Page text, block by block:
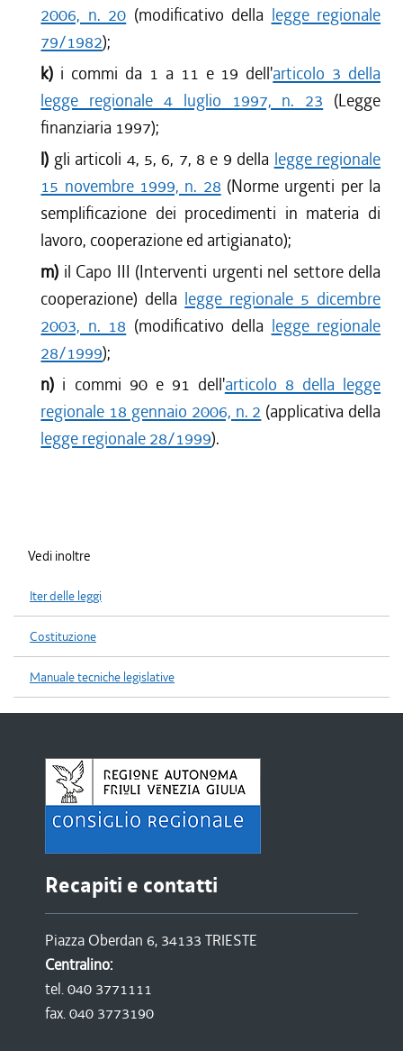
2006, n. 20 (modificativo della legge regionale
79/1982);
k) i commi da 1 a 11 e 19 dell'articolo 3 della
legge regionale 4 luglio 1997, n. 23 (Legge
finanziaria 1997);
l) gli articoli 4, 5, 6, 7, 8 e 9 della legge regionale
15 novembre 1999, n. 28 (Norme urgenti per la
semplificazione dei procedimenti in materia di
lavoro, cooperazione ed artigianato);
m) il Capo III (Interventi urgenti nel settore della
cooperazione) della legge regionale 5 dicembre
2003, n. 18 (modificativo della legge regionale
28/1999);
n) i commi 90 e 91 dell'articolo 8 della legge
regionale 18 gennaio 2006, n. 2 (applicativa della
legge regionale 28/1999).
Vedi inoltre
Iter delle leggi
Costituzione
Manuale tecniche legislative
Recapiti e contatti
Piazza Oberdan 6, 34133 TRIESTE
Centralino:
tel. 040 3771111
fax. 040 3773190